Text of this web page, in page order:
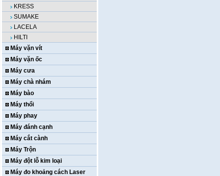
KRESS
SUMAKE
LACELA
HILTI
Máy vặn vít
Máy vặn ốc
Máy cưa
Máy chà nhám
Máy bào
Máy thổi
Máy phay
Máy đánh cạnh
Máy cắt cành
Máy Trộn
Máy đột lỗ kim loại
Máy đo khoảng cách Laser